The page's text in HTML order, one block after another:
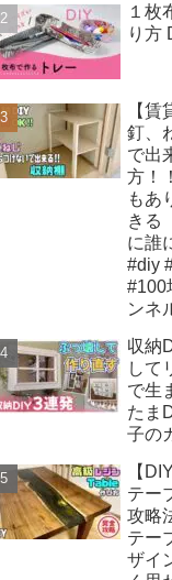
１枚
り方
【賃
釘、
で出
方！
もあ
きる
に誰
#diy
#100
ンネ
収納
して
で生
たま
子の
【
テー
攻略
テー
ザイ